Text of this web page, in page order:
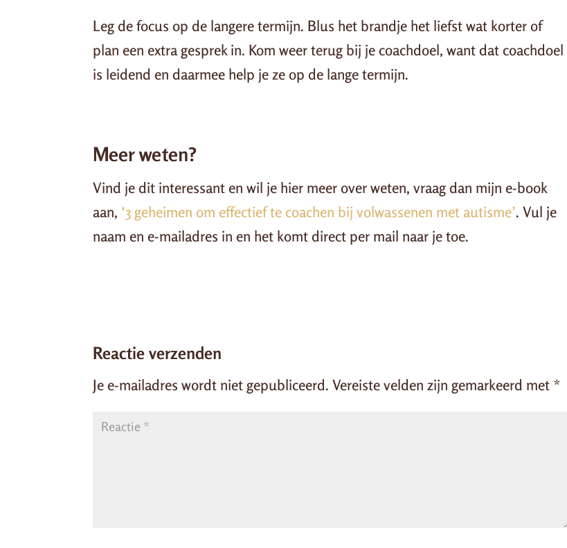
Leg de focus op de langere termijn. Blus het brandje het liefst wat korter of
plan een extra gesprek in. Kom weer terug bij je coachdoel, want dat coachdoel
is leidend en daarmee help je ze op de lange termijn.
Meer weten?
Vind je dit interessant en wil je hier meer over weten, vraag dan mijn e-book
aan, ‘3 geheimen om effectief te coachen bij volwassenen met autisme’. Vul je
naam en e-mailadres in en het komt direct per mail naar je toe.
Reactie verzenden
Je e-mailadres wordt niet gepubliceerd. Vereiste velden zijn gemarkeerd met *